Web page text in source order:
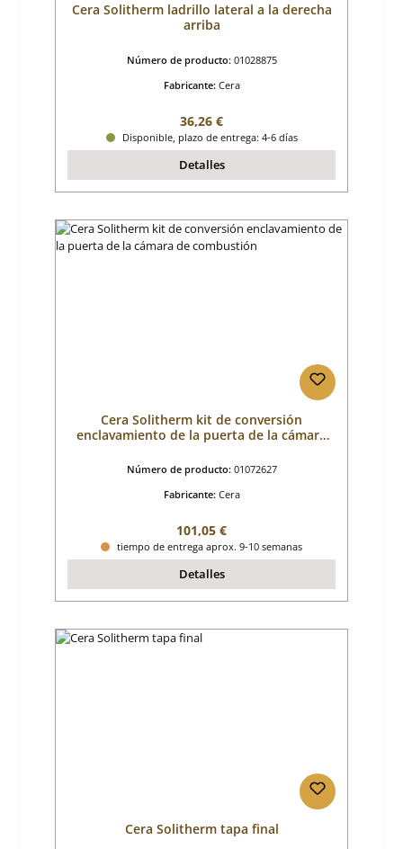
Cera Solitherm ladrillo lateral a la derecha
arriba
Número de producto: 01028875
Fabricante: Cera
Precio normal:
36,26 €
Disponible, plazo de entrega: 4-6 días
Detalles
Cera Solitherm kit de conversión
enclavamiento de la puerta de la cámara
Número de producto: 01072627
Fabricante: Cera
Precio normal:
101,05 €
tiempo de entrega aprox. 9-10 semanas
Detalles
Cera Solitherm tapa final